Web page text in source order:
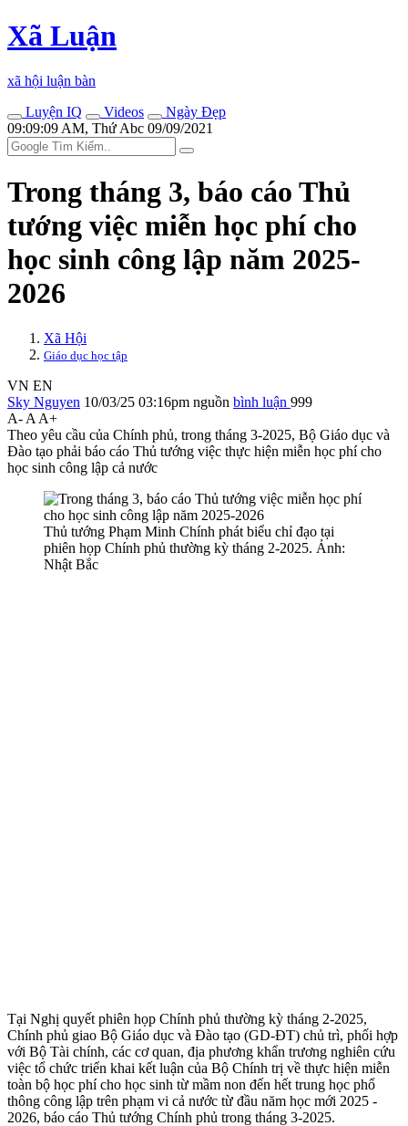
Xã Luận
xã hội luận bàn
Luyện IQ
Videos
Ngày Đẹp
09:09:09 AM, Thứ Abc 09/09/2021
Trong tháng 3, báo cáo Thủ
tướng việc miễn học phí cho
học sinh công lập năm 2025-
2026
Xã Hội
Giáo dục học tập
VN EN
Sky Nguyen 10/03/25 03:16pm nguồn bình luận 999
A- A A+
Theo yêu cầu của Chính phủ, trong tháng 3-2025, Bộ Giáo dục và
Đào tạo phải báo cáo Thủ tướng việc thực hiện miễn học phí cho
học sinh công lập cả nước
Thủ tướng Phạm Minh Chính phát biểu chỉ đạo tại
phiên họp Chính phủ thường kỳ tháng 2-2025. Ảnh:
Nhật Bắc
Tại Nghị quyết phiên họp Chính phủ thường kỳ tháng 2-2025,
Chính phủ giao Bộ Giáo dục và Đào tạo (GD-ĐT) chủ trì, phối hợp
với Bộ Tài chính, các cơ quan, địa phương khẩn trương nghiên cứu
việc tổ chức triển khai kết luận của Bộ Chính trị về thực hiện miễn
toàn bộ học phí cho học sinh từ mầm non đến hết trung học phổ
thông công lập trên phạm vi cả nước từ đầu năm học mới 2025 -
2026, báo cáo Thủ tướng Chính phủ trong tháng 3-2025.